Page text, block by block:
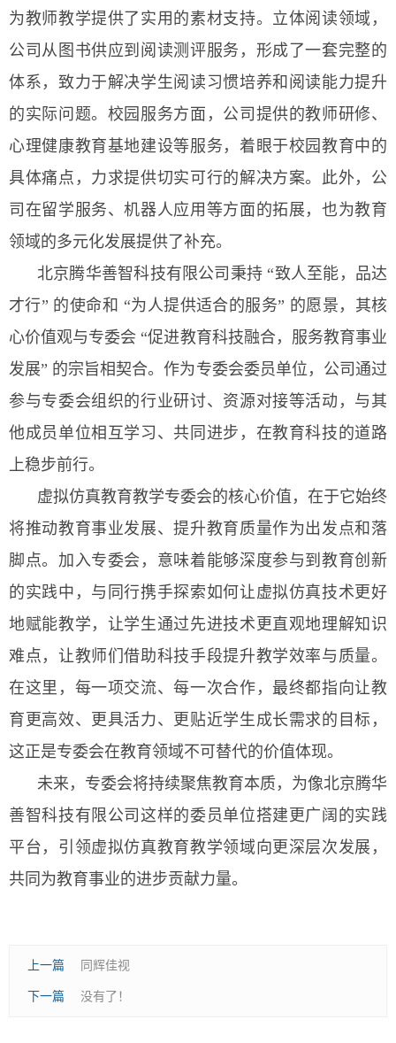
为教师教学提供了实用的素材支持。立体阅读领域，
公司从图书供应到阅读测评服务，形成了一套完整的
体系，致力于解决学生阅读习惯培养和阅读能力提升
的实际问题。校园服务方面，公司提供的教师研修、
心理健康教育基地建设等服务，着眼于校园教育中的
具体痛点，力求提供切实可行的解决方案。此外，公
司在留学服务、机器人应用等方面的拓展，也为教育
领域的多元化发展提供了补充。
北京腾华善智科技有限公司秉持 “致人至能，品达
才行” 的使命和 “为人提供适合的服务” 的愿景，其核
心价值观与专委会 “促进教育科技融合，服务教育事业
发展” 的宗旨相契合。作为专委会委员单位，公司通过
参与专委会组织的行业研讨、资源对接等活动，与其
他成员单位相互学习、共同进步，在教育科技的道路
上稳步前行。
虚拟仿真教育教学专委会的核心价值，在于它始终
将推动教育事业发展、提升教育质量作为出发点和落
脚点。加入专委会，意味着能够深度参与到教育创新
的实践中，与同行携手探索如何让虚拟仿真技术更好
地赋能教学，让学生通过先进技术更直观地理解知识
难点，让教师们借助科技手段提升教学效率与质量。
在这里，每一项交流、每一次合作，最终都指向让教
育更高效、更具活力、更贴近学生成长需求的目标，
这正是专委会在教育领域不可替代的价值体现。
未来，专委会将持续聚焦教育本质，为像北京腾华
善智科技有限公司这样的委员单位搭建更广阔的实践
平台，引领虚拟仿真教育教学领域向更深层次发展，
共同为教育事业的进步贡献力量。
上一篇 同辉佳视
没有了！
下一篇